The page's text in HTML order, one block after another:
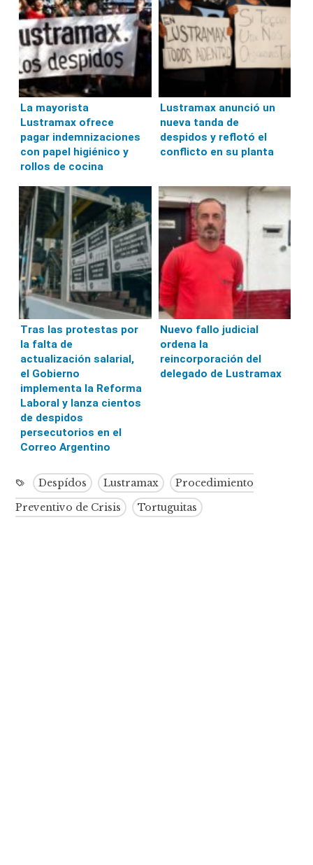
La mayorista
Lustramax ofrece
pagar indemnizaciones
con papel higiénico y
rollos de cocina
Lustramax anunció un
nueva tanda de
despidos y reflotó el
conflicto en su planta
Tras las protestas por
la falta de
actualización salarial,
el Gobierno
implementa la Reforma
Laboral y lanza cientos
de despidos
persecutorios en el
Correo Argentino
Nuevo fallo judicial
ordena la
reincorporación del
delegado de Lustramax
Despídos Lustramax
Procedimiento
Preventivo de Crisis
Tortuguitas